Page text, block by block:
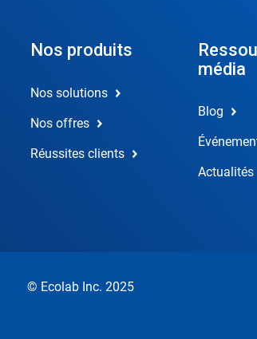
Nos produits
Nos solutions
Nos offres
Réussites clients
média
Blog
Actualités
© Ecolab Inc. 2025